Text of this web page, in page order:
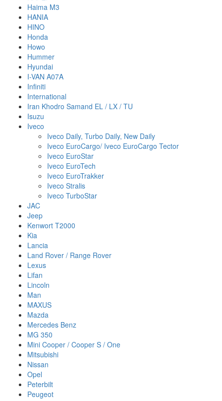
Haima M3
HANIA
HINO
Honda
Howo
Hummer
Hyundai
I-VAN A07A
Infiniti
International
Iran Khodro Samand EL / LX / TU
Isuzu
Iveco
Iveco Daily, Turbo Daily, New Daily
Iveco EuroCargo/ Iveco EuroCargo Tector
Iveco EuroStar
Iveco EuroTech
Iveco EuroTrakker
Iveco Stralis
Iveco TurboStar
JAC
Jeep
Kenwort T2000
Kia
Lancia
Land Rover / Range Rover
Lexus
Lifan
Lincoln
Man
MAXUS
Mazda
Mercedes Benz
MG 350
Mini Cooper / Cooper S / One
Mitsubishi
Nissan
Opel
Peterbilt
Peugeot